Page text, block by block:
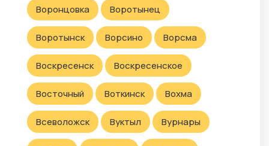
Воронцовка Воротынец
Воротынск Ворсино Ворсма
Воскресенск Воскресенское
Восточный Воткинск Вохма
Всеволожск Вуктыл Вурнары